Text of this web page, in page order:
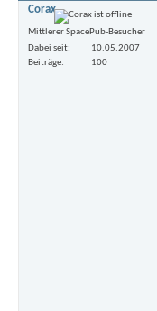
Corax
Mittlerer SpacePub-Besucher
Dabei seit
10.05.2007
Beiträge
100